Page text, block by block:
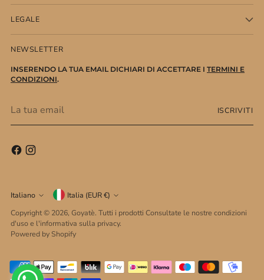
LEGALE
NEWSLETTER
INSERENDO LA TUA EMAIL DICHIARI DI ACCETTARE I TERMINI E
CONDIZIONI.
tua
ISCRIVITI
Lingua
Italiano Valuta
Italia (EUR €)
Copyright © 2026, Goyatè. Tutti i prodotti Consultate le nostre condizioni
d'uso e l'informativa sulla privacy.
Powered by Shopify